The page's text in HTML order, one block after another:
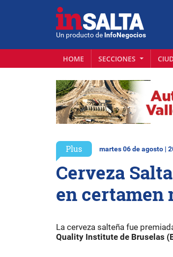
Un producto de InfoNegocios
HOME SECCIONES
Plus martes 06 de agosto |
Cerveza
en certamen
La cerveza salteña fue
Quality Institute de Bruselas